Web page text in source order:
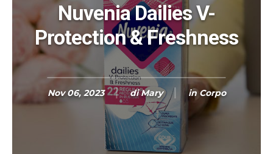
Nuvenia Dailies V-
Protection & Freshness
Nov 06, 2023 di Mary in Corpo